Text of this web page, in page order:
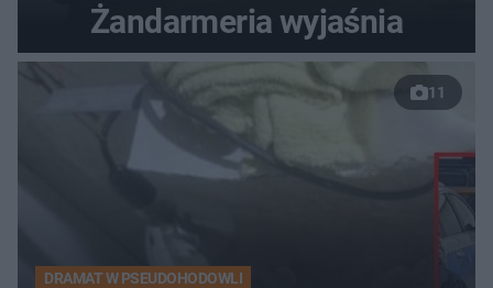
Żandarmeria wyjaśnia
11
DRAMAT W PSEUDOHODOWLI